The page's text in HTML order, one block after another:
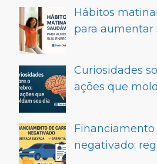
Hábitos
para aumentar
Curiosidades
ações que
Financiamento
negativado: